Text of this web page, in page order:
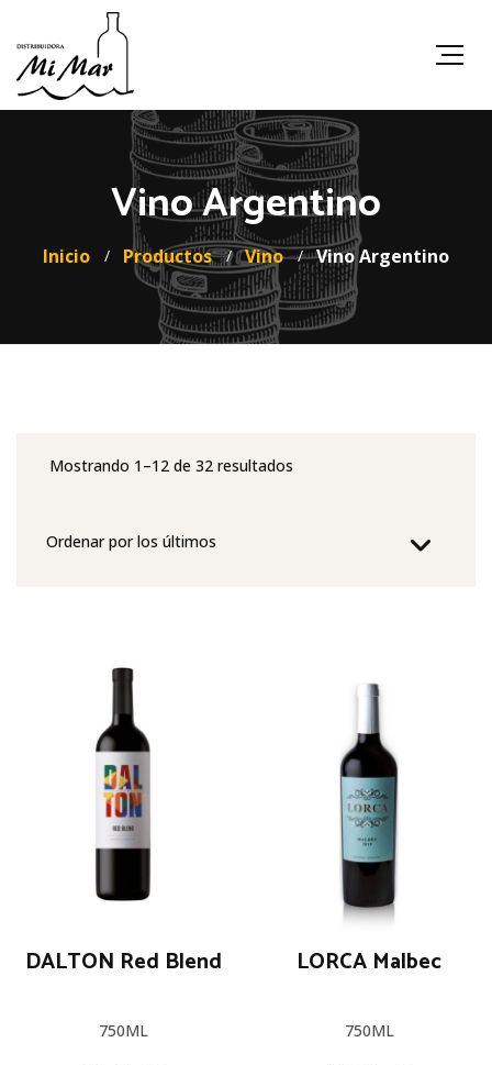
Vino Argentino
Inicio Productos Vino Vino Argentino
Mostrando 1–12 de 32 resultados
DALTON Red Blend
750ML
LORCA Malbec
750ML